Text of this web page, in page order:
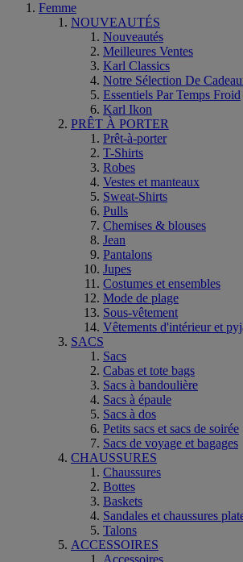
Femme
NOUVEAUTÉS
Nouveautés
Meilleures Ventes
Karl Classics
Notre Sélection De
Essentiels Par Temps Froid
Karl Ikon
PRÊT À PORTER
Prêt-à-porter
T-Shirts
Robes
Vestes et manteaux
Sweat-Shirts
Pulls
Chemises & blouses
Jean
Pantalons
Jupes
Costumes et ensembles
Mode de plage
Sous-vêtement
Vêtements d'intérieur et
SACS
Sacs
Cabas et tote bags
Sacs à bandoulière
Sacs à épaule
Sacs à dos
Petits sacs et sacs de soirée
Sacs de voyage et bagages
CHAUSSURES
Chaussures
Bottes
Baskets
Sandales et chaussures
Talons
ACCESSOIRES
Accessoires